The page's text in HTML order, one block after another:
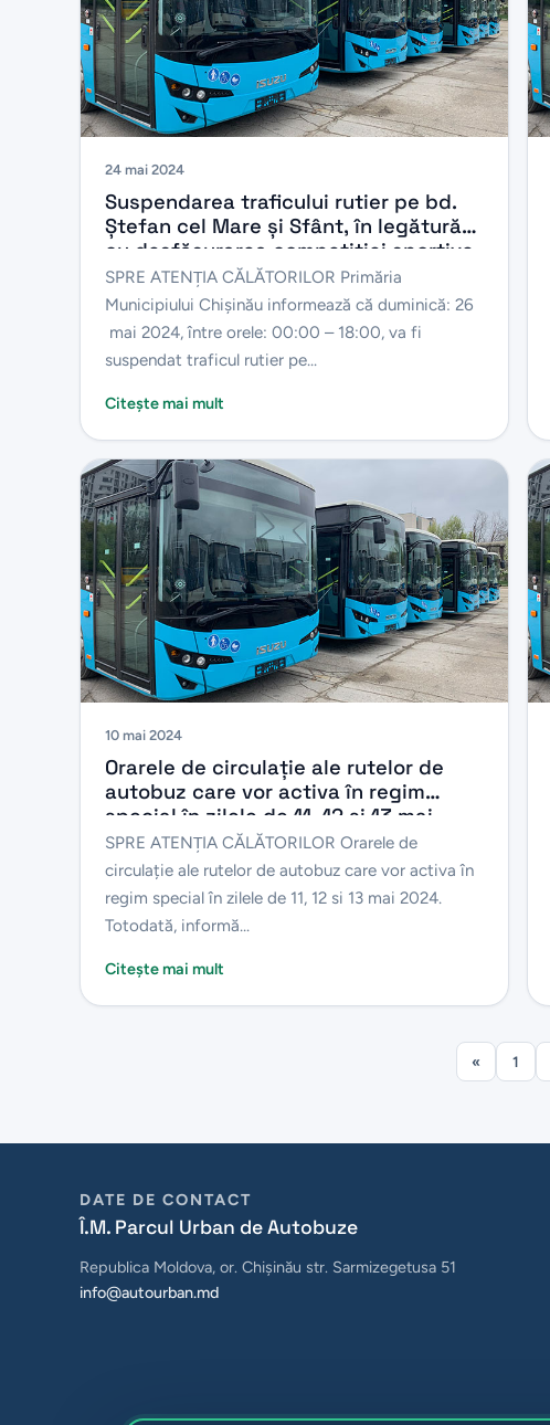
24 mai 2024
Suspendarea traficului rutier pe bd.
Ștefan cel Mare și Sfânt, în legătură
cu desfășurarea competiției sportive
„Legal Half Marathon Chișinău”
SPRE ATENŢIA CĂLĂTORILOR Primăria
Municipiului Chișinău informează că duminică: 26
mai 2024, între orele: 00:00 – 18:00, va fi
suspendat traficul rutier pe...
Citește mai mult
10 mai 2024
Orarele de circulație ale rutelor de
autobuz care vor activa în regim
special în zilele de 11, 12 si 13 mai
2024
SPRE ATENŢIA CĂLĂTORILOR Orarele de
circulație ale rutelor de autobuz care vor activa în
regim special în zilele de 11, 12 si 13 mai 2024.
Totodată, informă...
Citește mai mult
« 1
DATE DE CONTACT
Î.M. Parcul Urban de Autobuze
Republica Moldova, or. Chișinău str. Sarmizegetusa 51
info@autourban.md